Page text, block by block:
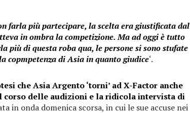
farla più partecipare, la scelta era giustificata dal
in ombra la competizione. Ma ad oggi è tutto
più di questa roba qua, le persone si sono stufate
copmpetenza di Asia in quanto giudice‘.
che Asia Argento ‘torni’ ad X-Factor anche
delle audizioni e la ridicola intervista di
in onda domenica scorsa, in cui le sue accuse nei